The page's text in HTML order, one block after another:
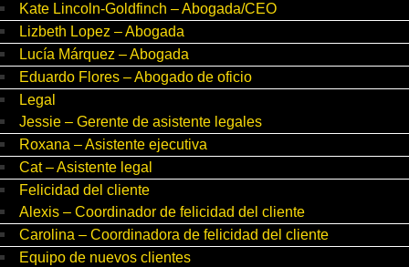
Kate Lincoln-Goldfinch – Abogada/CEO
Lizbeth Lopez – Abogada
Lucía Márquez – Abogada
Eduardo Flores – Abogado de oficio
Legal
Jessie – Gerente de asistente legales
Roxana – Asistente ejecutiva
Cat – Asistente legal
Felicidad del cliente
Alexis – Coordinador de felicidad del cliente
Carolina – Coordinadora de felicidad del cliente
Equipo de nuevos clientes